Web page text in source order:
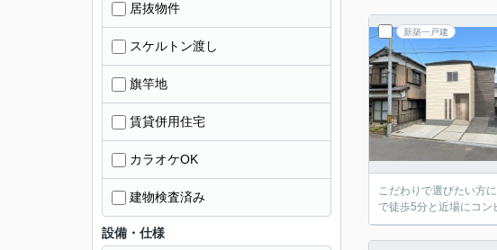
新築一戸建
こだわりで選びたい方
で徒歩5分と近場にコン
居抜物件
スケルトン渡し
旗竿地
賃貸併用住宅
カラオケOK
建物検査済み
設備・仕様